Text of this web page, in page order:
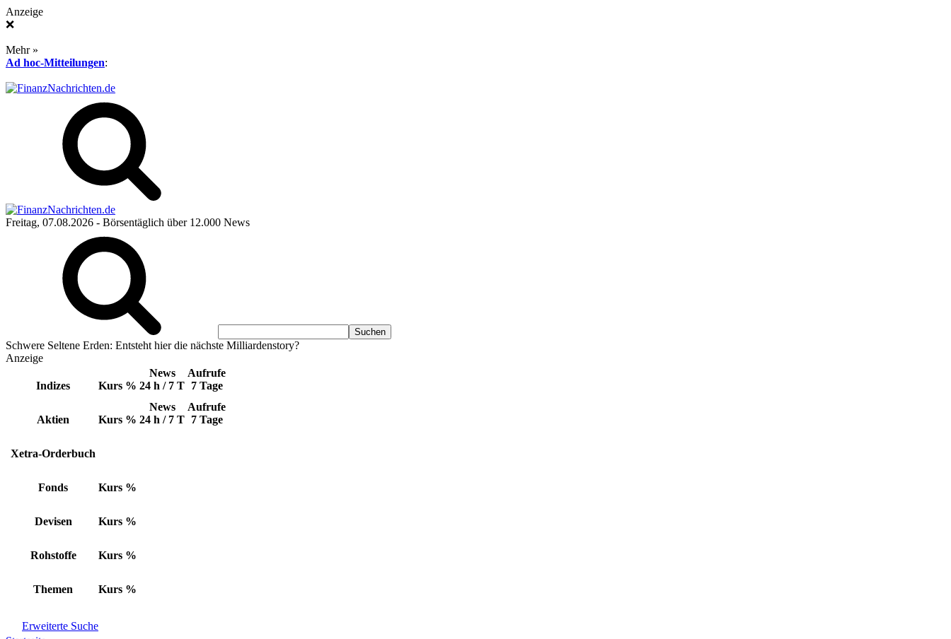
Anzeige
❌
Mehr »
Ad hoc-Mitteilungen:
Freitag, 07.08.2026 - Börsentäglich über 12.000 News
Schwere Seltene Erden: Entsteht hier die nächste Milliardenstory?
Anzeige
Indizes Kurs %
News
24 h / 7 T
Aufrufe
7 Tage
Aktien Kurs %
News
24 h / 7 T
Aufrufe
7 Tage
Xetra-Orderbuch
Fonds Kurs %
Devisen Kurs %
Rohstoffe Kurs %
Themen Kurs %
Erweiterte Suche